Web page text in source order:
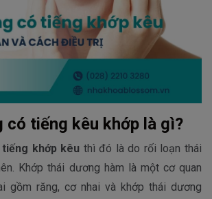
có tiếng kêu khớp là gì?
khớp kêu thì đó là do rối loạn thái
Khớp thái dương hàm là một cơ quan
gồm răng, cơ nhai và khớp thái dương